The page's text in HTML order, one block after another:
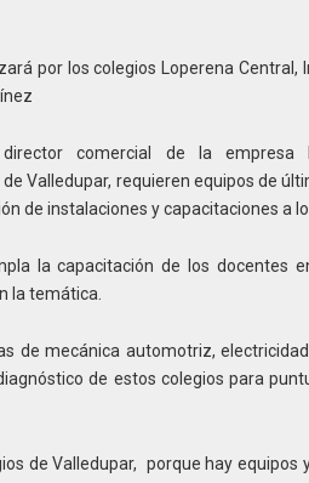
por los colegios Loperena Central,
comercial de la empresa
Valledupar, requieren equipos de
de instalaciones y capacitaciones a
la capacitación de los docentes
la temática.
de mecánica automotriz,
de estos colegios para
de Valledupar, porque hay equipos